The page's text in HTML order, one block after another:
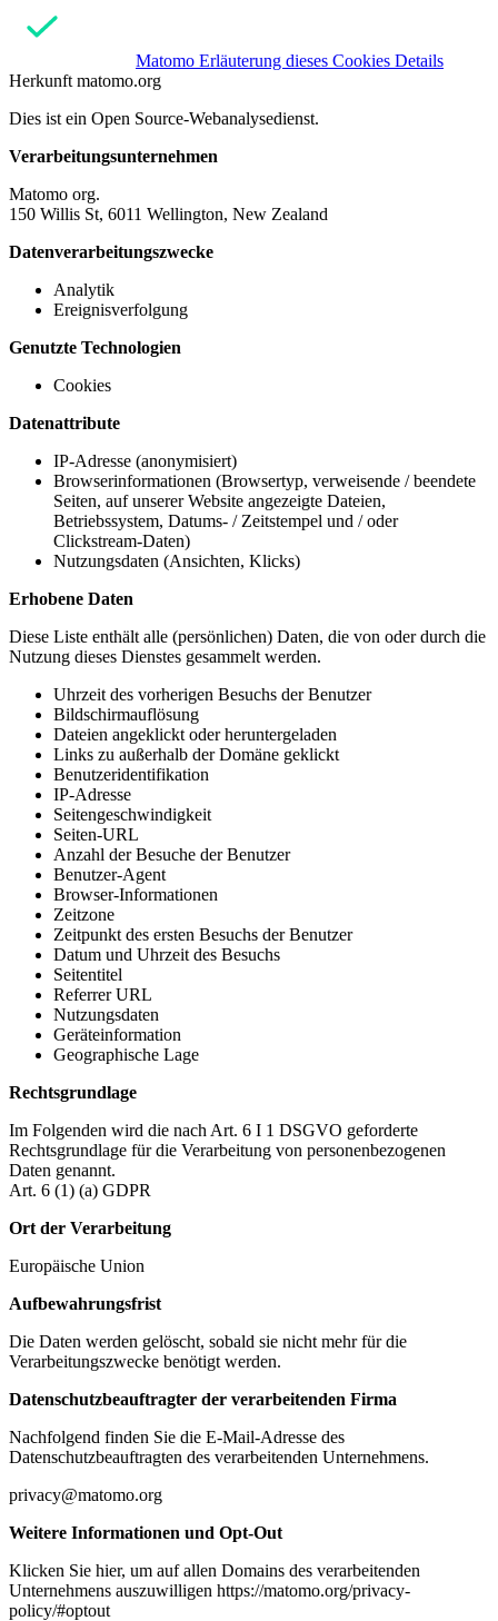
Matomo Erläuterung dieses Cookies Details
Herkunft matomo.org
Dies ist ein Open Source-Webanalysedienst.
Verarbeitungsunternehmen
Matomo org.
150 Willis St, 6011 Wellington, New Zealand
Datenverarbeitungszwecke
Analytik
Ereignisverfolgung
Genutzte Technologien
Cookies
Datenattribute
IP-Adresse (anonymisiert)
Browserinformationen (Browsertyp, verweisende / beendete
Seiten, auf unserer Website angezeigte Dateien,
Betriebssystem, Datums- / Zeitstempel und / oder
Clickstream-Daten)
Nutzungsdaten (Ansichten, Klicks)
Erhobene Daten
Diese Liste enthält alle (persönlichen) Daten, die von oder durch die
Nutzung dieses Dienstes gesammelt werden.
Uhrzeit des vorherigen Besuchs der Benutzer
Bildschirmauflösung
Dateien angeklickt oder heruntergeladen
Links zu außerhalb der Domäne geklickt
Benutzeridentifikation
IP-Adresse
Seitengeschwindigkeit
Seiten-URL
Anzahl der Besuche der Benutzer
Benutzer-Agent
Browser-Informationen
Zeitzone
Zeitpunkt des ersten Besuchs der Benutzer
Datum und Uhrzeit des Besuchs
Seitentitel
Referrer URL
Nutzungsdaten
Geräteinformation
Geographische Lage
Rechtsgrundlage
Im Folgenden wird die nach Art. 6 I 1 DSGVO geforderte
Rechtsgrundlage für die Verarbeitung von personenbezogenen
Daten genannt.
Art. 6 (1) (a) GDPR
Ort der Verarbeitung
Europäische Union
Aufbewahrungsfrist
Die Daten werden gelöscht, sobald sie nicht mehr für die
Verarbeitungszwecke benötigt werden.
Datenschutzbeauftragter der verarbeitenden Firma
Nachfolgend finden Sie die E-Mail-Adresse des
Datenschutzbeauftragten des verarbeitenden Unternehmens.
privacy@matomo.org
Weitere Informationen und Opt-Out
Klicken Sie hier, um auf allen Domains des verarbeitenden
Unternehmens auszuwilligen https://matomo.org/privacy-
policy/#optout